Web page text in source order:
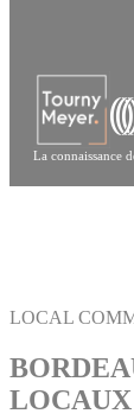
La connaissance
LOCAL